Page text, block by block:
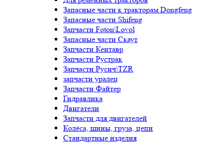
Запасные части к тракторам Dongfeng
Запасные части Shifeng
Запчасти Foton\Lovol
Запасные части Скаут
Запчасти Кентавр
Запчасти Рустрак
Запчасти Русич\TZR
запчасти уралец
Запчасти Файтер
Гидравлика
Двигатели
Запчасти для двигателей
Колёса, шины, груза, цепи
Стандартные изделия